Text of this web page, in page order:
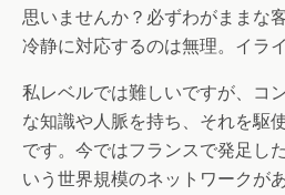
思いませんか？必ずわがままな
冷静に対応するのは無理。イラ
私レベルでは難しいですが、コ
な知識や人脈を持ち、それを駆
です。今ではフランスで発足した
いう世界規模のネットワークが